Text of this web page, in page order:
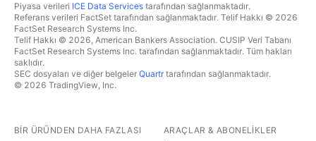
Piyasa verileri ICE Data Services tarafından sağlanmaktadır.
Referans verileri FactSet tarafından sağlanmaktadır. Telif Hakkı © 2026
FactSet Research Systems Inc.
Telif Hakkı © 2026, American Bankers Association. CUSIP Veri Tabanı
FactSet Research Systems Inc. tarafından sağlanmaktadır. Tüm hakları
saklıdır.
SEC dosyaları ve diğer belgeler Quartrtarafından sağlanmaktadır.
© 2026 TradingView, Inc.
BIR ÜRÜNDEN DAHA FAZLASI ARAÇLAR & ABONELIKLER